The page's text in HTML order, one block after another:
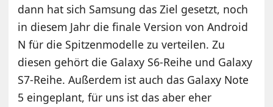
dann hat sich Samsung das Ziel gesetzt, noch
in diesem Jahr die finale Version von Android
N für die Spitzenmodelle zu verteilen. Zu
diesen gehört die Galaxy S6-Reihe und Galaxy
S7-Reihe. Außerdem ist auch das Galaxy Note
5 eingeplant, für uns ist das aber eher